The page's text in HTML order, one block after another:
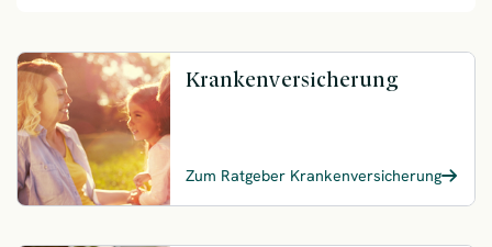
Krankenversicherung
Zum Ratgeber Krankenversicherung